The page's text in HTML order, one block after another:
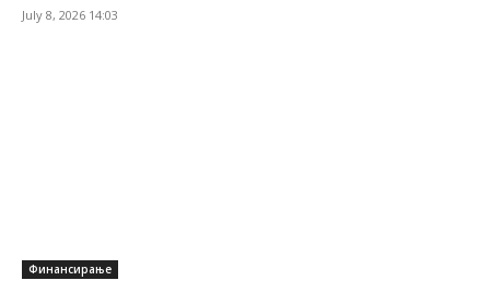
July 8, 2026 14:03
Финансирање